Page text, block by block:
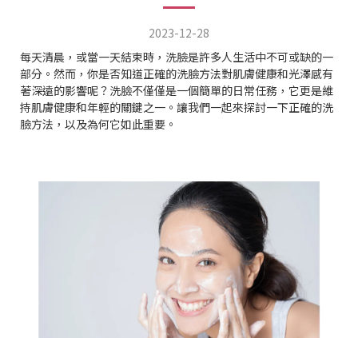
2023-12-28
每天清晨，或當一天結束時，洗臉是許多人生活中不可或缺的一
部分。然而，你是否知道正確的洗臉方法對肌膚健康和光澤感有
著深遠的影響呢？洗臉不僅僅是一個簡單的日常任務，它更是維
持肌膚健康和年輕的關鍵之一。讓我們一起來探討一下正確的洗
臉方法，以及為何它如此重要。